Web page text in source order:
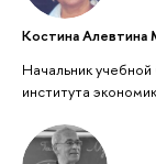
Костина Алевтина
Начальник
института